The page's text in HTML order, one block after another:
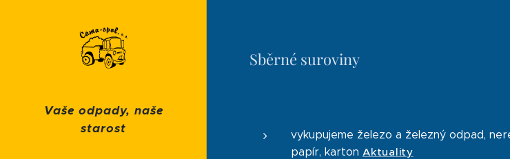
Vaše odpady, naše
starost
Sběrné suroviny
vykupujeme železo a železný odpad,
papír, karton Aktuality